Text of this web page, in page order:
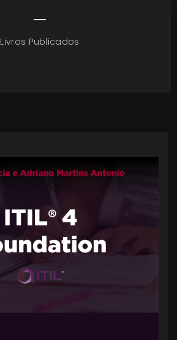
Livros Publicados